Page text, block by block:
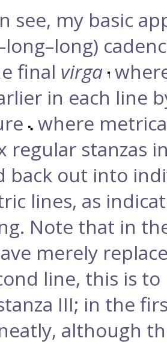
see, my basic
final virga
in each line
where
regular stanzas
back out into
lines, as
Note that in
merely
line, this is
III; in the
although